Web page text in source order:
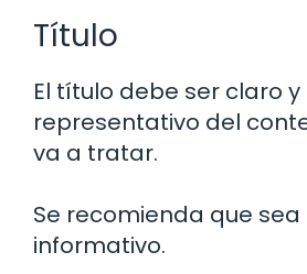
Título
El título debe ser claro y
representativo del
va a tratar.
Se recomienda que
informativo.